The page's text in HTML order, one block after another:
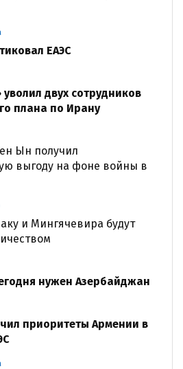
ЕАЭС
двух сотрудников
плана по Ирану
Ын получил
выгоду на фоне войны в
и Мингячевира будут
нужен Азербайджан
приоритеты Армении в